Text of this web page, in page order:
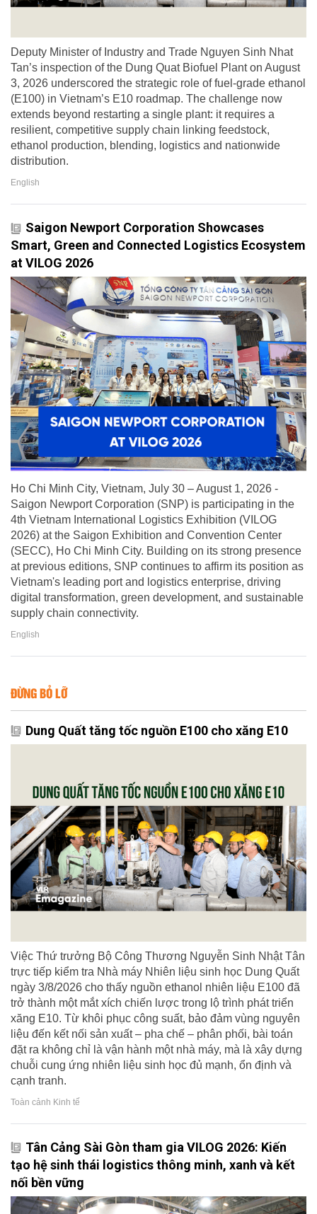
Deputy Minister of Industry and Trade Nguyen Sinh Nhat
Tan’s inspection of the Dung Quat Biofuel Plant on August
3, 2026 underscored the strategic role of fuel-grade ethanol
(E100) in Vietnam’s E10 roadmap. The challenge now
extends beyond restarting a single plant: it requires a
resilient, competitive supply chain linking feedstock,
ethanol production, blending, logistics and nationwide
distribution.
English
Saigon Newport Corporation Showcases
Smart, Green and Connected Logistics Ecosystem
at VILOG 2026
Ho Chi Minh City, Vietnam, July 30 – August 1, 2026 -
Saigon Newport Corporation (SNP) is participating in the
4th Vietnam International Logistics Exhibition (VILOG
2026) at the Saigon Exhibition and Convention Center
(SECC), Ho Chi Minh City. Building on its strong presence
at previous editions, SNP continues to affirm its position as
Vietnam's leading port and logistics enterprise, driving
digital transformation, green development, and sustainable
supply chain connectivity.
English
ĐỪNG BỎ LỠ
Dung Quất tăng tốc nguồn E100 cho xăng E10
Việc Thứ trưởng Bộ Công Thương Nguyễn Sinh Nhật Tân
trực tiếp kiểm tra Nhà máy Nhiên liệu sinh học Dung Quất
ngày 3/8/2026 cho thấy nguồn ethanol nhiên liệu E100 đã
trở thành một mắt xích chiến lược trong lộ trình phát triển
xăng E10. Từ khôi phục công suất, bảo đảm vùng nguyên
liệu đến kết nối sản xuất – pha chế – phân phối, bài toán
đặt ra không chỉ là vận hành một nhà máy, mà là xây dựng
chuỗi cung ứng nhiên liệu sinh học đủ mạnh, ổn định và
cạnh tranh.
Toàn cảnh Kinh tế
Tân Cảng Sài Gòn tham gia VILOG 2026: Kiến
tạo hệ sinh thái logistics thông minh, xanh và kết
nối bền vững